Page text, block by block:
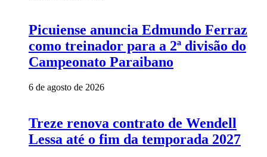
Picuiense anuncia Edmundo Ferraz
como treinador para a 2ª divisão do
Campeonato Paraibano
6 de agosto de 2026
Treze renova contrato de Wendell
Lessa até o fim da temporada 2027